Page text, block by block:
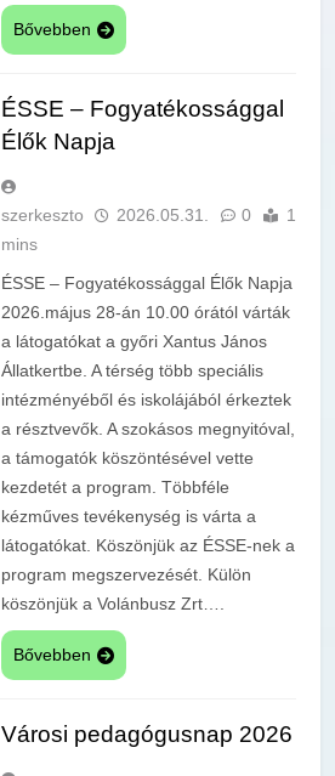
Bővebben
ÉSSE – Fogyatékossággal
Élők Napja
szerkeszto 2026.05.31. 0
1
mins
ÉSSE – Fogyatékossággal Élők Napja
2026.május 28-án 10.00 órától várták
a látogatókat a győri Xantus János
Állatkertbe. A térség több speciális
intézményéből és iskolájából érkeztek
a résztvevők. A szokásos megnyitóval,
a támogatók köszöntésével vette
kezdetét a program. Többféle
kézműves tevékenység is várta a
látogatókat. Köszönjük az ÉSSE-nek a
program megszervezését. Külön
köszönjük a Volánbusz Zrt….
Bővebben
Városi pedagógusnap 2026